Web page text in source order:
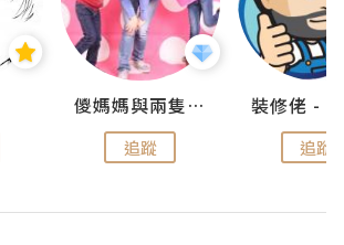
儍媽媽與兩隻小魔怪之家
追蹤 追蹤